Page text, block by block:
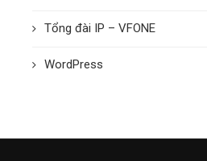
Tổng đài IP – VFONE
WordPress